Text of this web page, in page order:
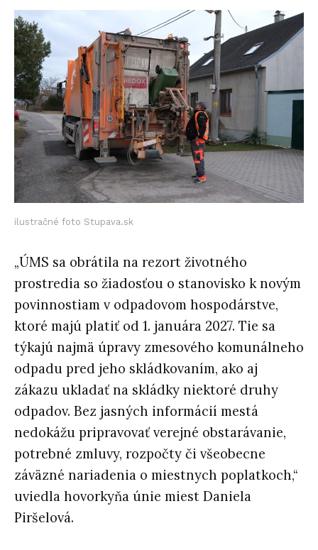
ilustračné foto Stupava.sk
„ÚMS sa obrátila na rezort životného
prostredia so žiadosťou o stanovisko k novým
povinnostiam v odpadovom hospodárstve,
ktoré majú platiť od 1. januára 2027. Tie sa
týkajú najmä úpravy zmesového komunálneho
odpadu pred jeho skládkovaním, ako aj
zákazu ukladať na skládky niektoré druhy
odpadov. Bez jasných informácií mestá
nedokážu pripravovať verejné obstarávanie,
potrebné zmluvy, rozpočty či všeobecne
záväzné nariadenia o miestnych poplatkoch,“
uviedla hovorkyňa únie miest Daniela
Piršelová.